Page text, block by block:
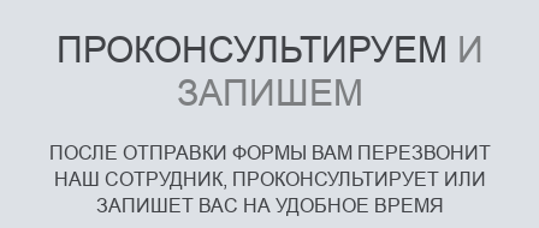
ПРОКОНСУЛЬТИРУЕМ И
ЗАПИШЕМ
ПОСЛЕ ОТПРАВКИ ФОРМЫ ВАМ ПЕРЕЗВОНИТ
НАШ СОТРУДНИК, ПРОКОНСУЛЬТИРУЕТ ИЛИ
ЗАПИШЕТ ВАС НА УДОБНОЕ ВРЕМЯ